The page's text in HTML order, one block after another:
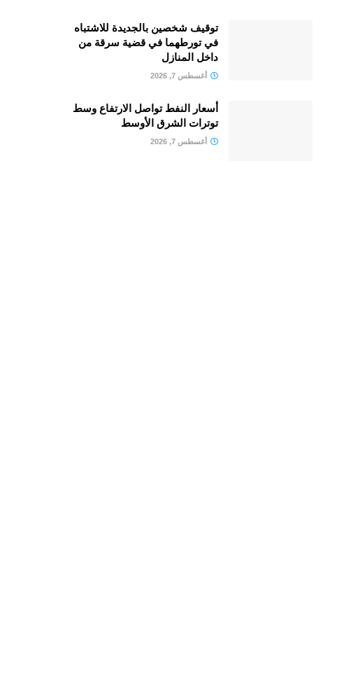
توقيف شخصين بالجديدة للاشتباه
في تورطهما في قضية سرقة من
داخل المنازل
أغسطس 7, 2026
أسعار النفط تواصل الارتفاع وسط
توترات الشرق الأوسط
أغسطس 7, 2026